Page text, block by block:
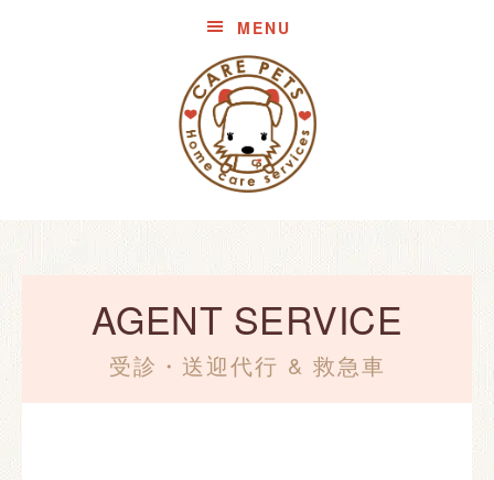
MENU
AGENT SERVICE
受診・送迎代行 & 救急車